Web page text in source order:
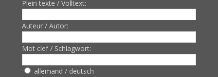
Plein texte / Volltext:
Auteur / Autor:
Mot clef / Schlagwort:
allemand / deutsch